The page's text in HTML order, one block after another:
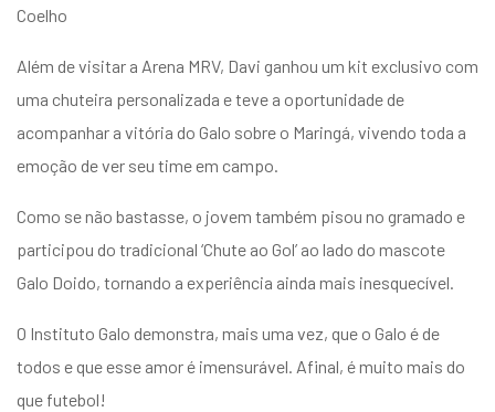
Coelho
Além de visitar a Arena MRV, Davi ganhou um kit exclusivo com
uma chuteira personalizada e teve a oportunidade de
acompanhar a vitória do Galo sobre o Maringá, vivendo toda a
emoção de ver seu time em campo.
Como se não bastasse, o jovem também pisou no gramado e
participou do tradicional ‘Chute ao Gol’ ao lado do mascote
Galo Doido, tornando a experiência ainda mais inesquecível.
O Instituto Galo demonstra, mais uma vez, que o Galo é de
todos e que esse amor é imensurável. Afinal, é muito mais do
que futebol!